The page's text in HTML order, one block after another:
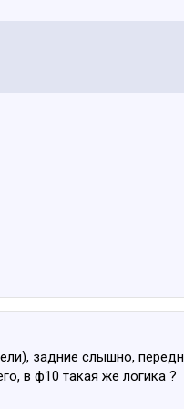
задние слышно,
в ф10 такая же логика ?